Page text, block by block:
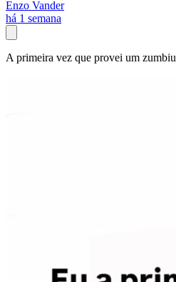
Enzo Vander
há 1 semana
A primeira vez que provei um zumbiu